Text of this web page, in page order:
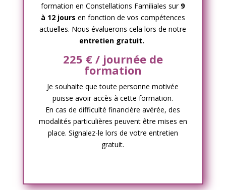
formation en Constellations Familiales sur 9
à 12 jours en fonction de vos compétences
actuelles. Nous évaluerons cela lors de notre
entretien gratuit.
225 € / journée de
formation
Je souhaite que toute personne motivée
puisse avoir accès à cette formation.
En cas de difficulté financière avérée, des
modalités particulières peuvent être mises en
place. Signalez-le lors de votre entretien
gratuit.